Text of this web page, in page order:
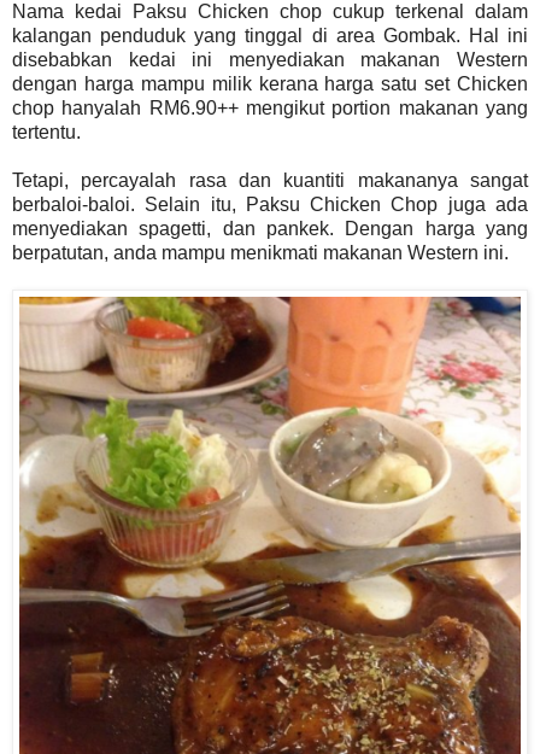
Nama kedai Paksu Chicken chop cukup terkenal dalam
kalangan penduduk yang tinggal di area Gombak. Hal ini
disebabkan kedai ini menyediakan makanan Western
dengan harga mampu milik kerana harga satu set Chicken
chop hanyalah RM6.90++ mengikut portion makanan yang
tertentu.
Tetapi, percayalah rasa dan kuantiti makananya sangat
berbaloi-baloi. Selain itu, Paksu Chicken Chop juga ada
menyediakan spagetti, dan pankek. Dengan harga yang
berpatutan, anda mampu menikmati makanan Western ini.